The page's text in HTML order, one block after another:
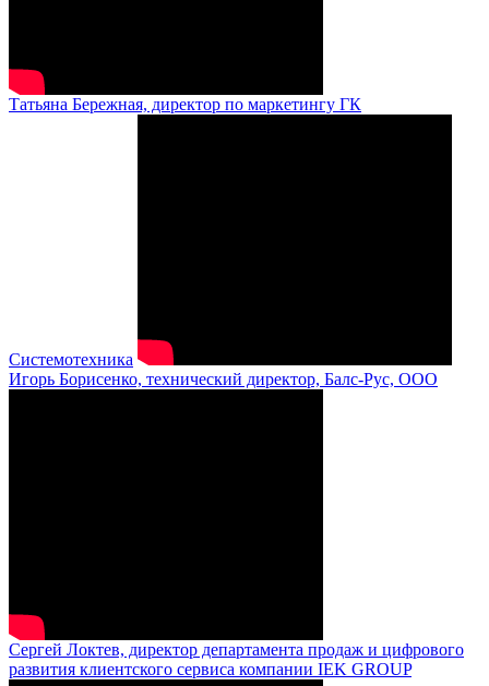
Татьяна Бережная, директор по маркетингу ГК
Системотехника
Игорь Борисенко, технический директор, Балс-Рус, ООО
Сергей Локтев, директор департамента продаж и цифрового
развития клиентского сервиса компании IEK GROUP